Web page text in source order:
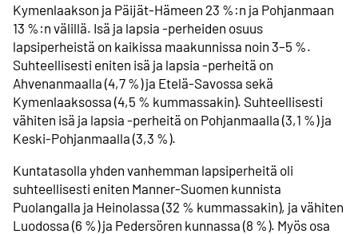
Kymenlaakson ja Päijät-Hämeen 23 %:n ja Pohjanmaan
13 %:n välillä. Isä ja lapsia -perheiden osuus
lapsiperheistä on kaikissa maakunnissa noin 3–5 %.
Suhteellisesti eniten isä ja lapsia -perheitä on
Ahvenanmaalla (4,7 %) ja Etelä-Savossa sekä
Kymenlaaksossa (4,5 % kummassakin). Suhteellisesti
vähiten isä ja lapsia -perheitä on Pohjanmaalla (3,1 %) ja
Keski-Pohjanmaalla (3,3 %).
Kuntatasolla yhden vanhemman lapsiperheitä oli
suhteellisesti eniten Manner-Suomen kunnista
Puolangalla ja Heinolassa (32 % kummassakin), ja vähiten
Luodossa (6 %) ja Pedersören kunnassa (8 %). Myös osa